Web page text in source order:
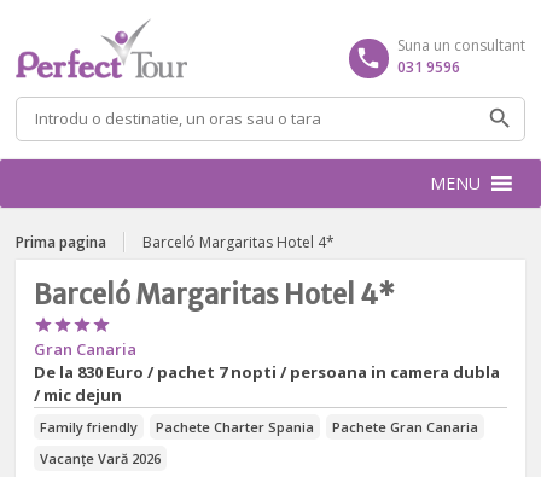
Caută
după:
Suna un consultant
031 9596
MENU
Prima pagina Barceló Margaritas Hotel 4*
Barceló Margaritas Hotel 4*

Gran Canaria
De la 830 Euro / pachet 7 nopti / persoana in camera dubla
/ mic dejun
Family friendly Pachete Charter Spania
Pachete Gran Canaria
Vacanțe Vară 2026